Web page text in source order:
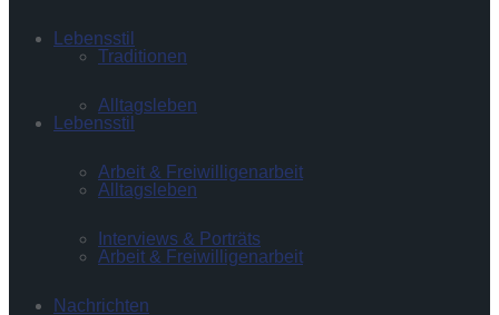
Lebensstil
Alltagsleben
Arbeit & Freiwilligenarbeit
Interviews & Porträts
Nachrichten
Traditionen
Lebensstil
Alltagsleben
Arbeit & Freiwilligenarbeit